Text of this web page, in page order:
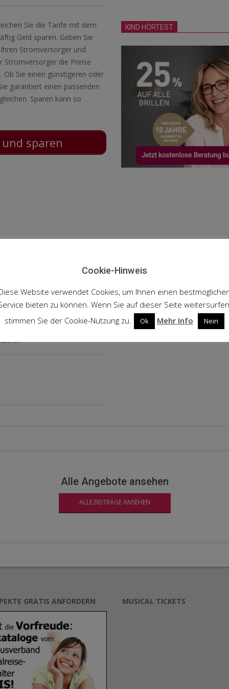
Sie die Tarife mit dem
Geld sparen. Geben Sie
Stromversorger und
Stromversorger die Preise
Ob Sie einen günstigeren oder
garantiert einen passenden
Sparen kann so
sparen
KIND HÖRTEST
Alle Angebote ansehen
ALLE BEITRÄGE ANSEHEN
GRATIS ANFORDERN MUSICAL TICKETS
Cookie-Hinweis
Website verwendet Cookies, um Ihnen einen
bieten zu können. Wenn Sie auf dieser Seite
stimmen Sie der Cookie-Nutzung zu.
Ok Mehr Info Nein